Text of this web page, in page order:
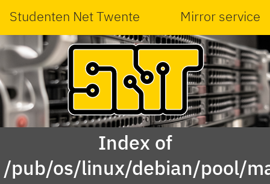
Studenten Net Twente Mirror service
Index of
/pub/os/linux/debian/pool/